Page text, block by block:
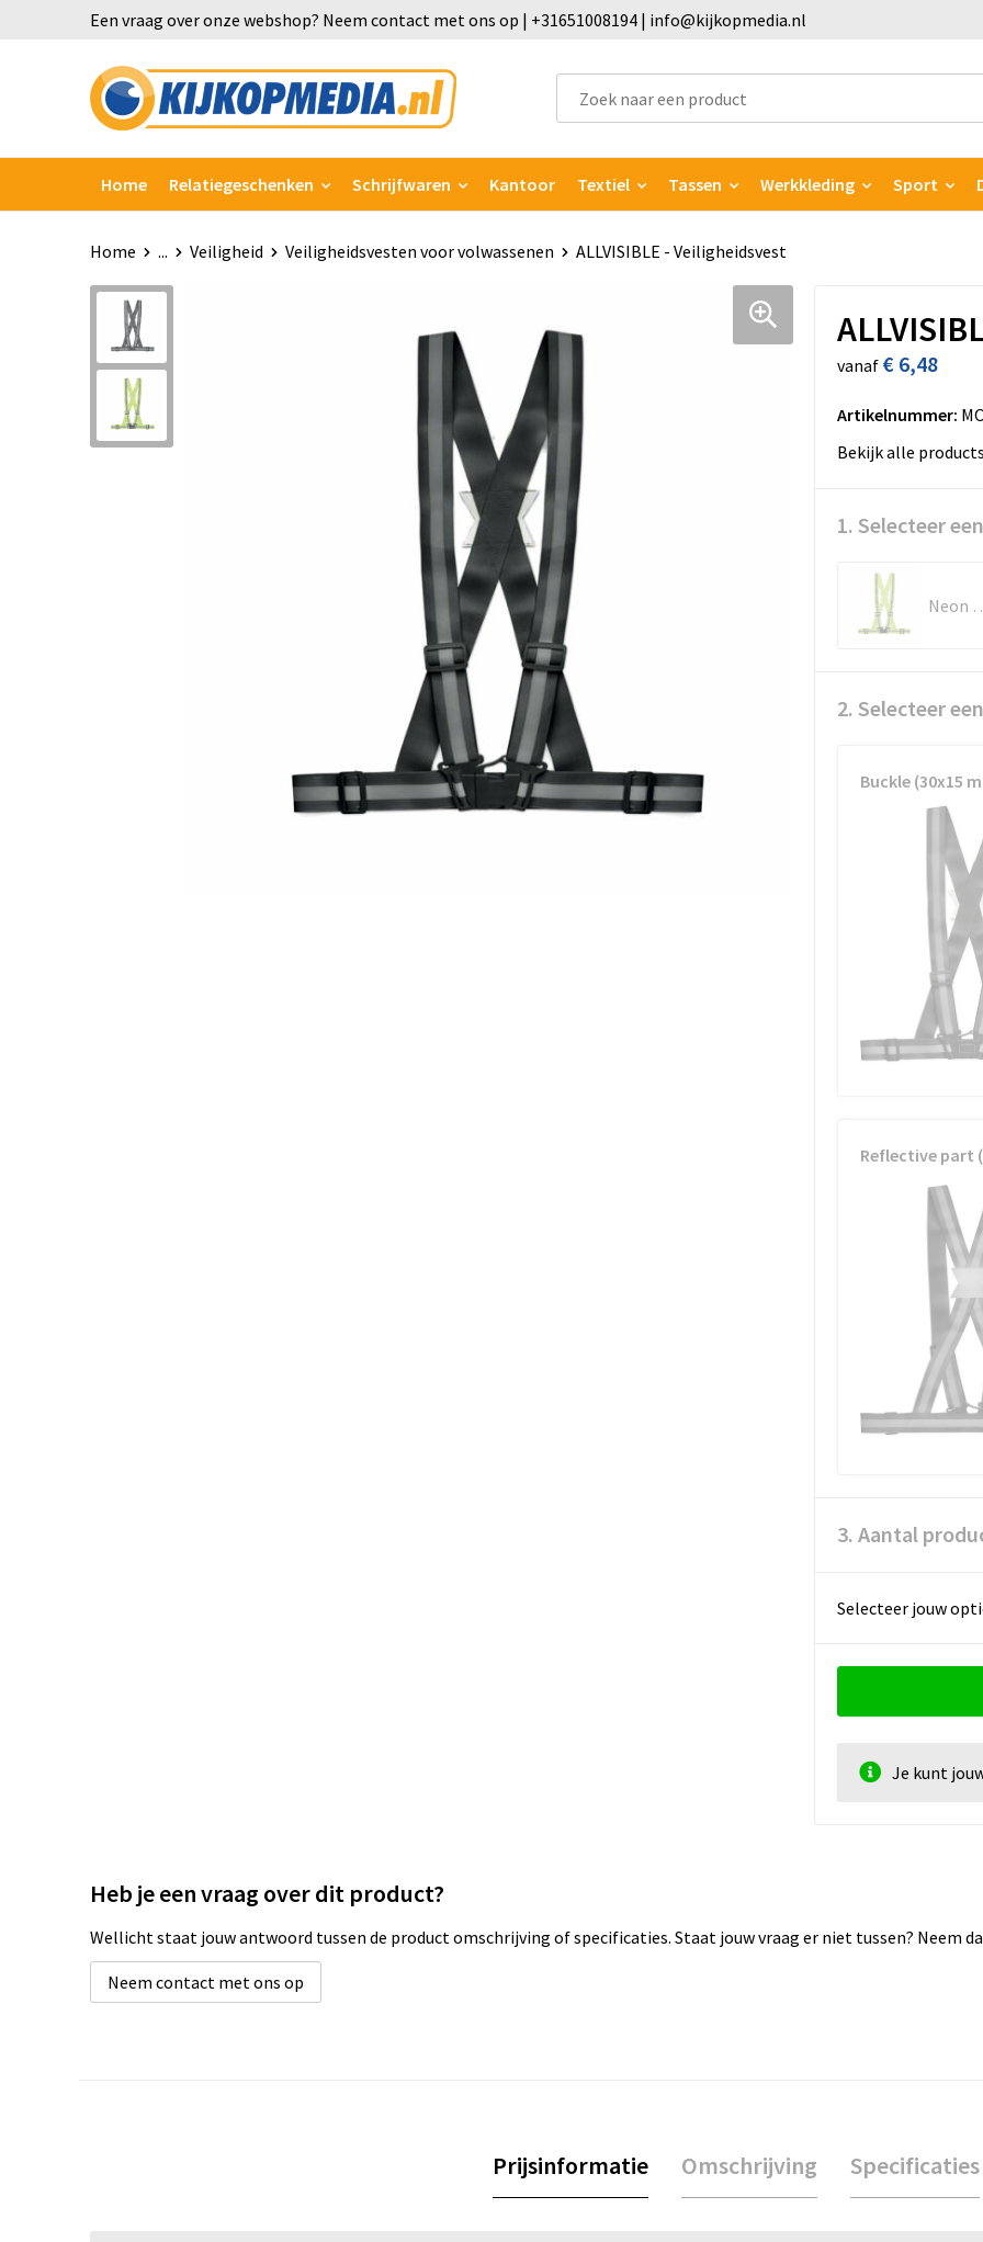
Een vraag over onze webshop? Neem contact met ons op | +31651008194 | info@kijkopmedia.nl
Home Relatiegeschenken Schrijfwaren Kantoor Textiel Tassen Werkkleding Sport
Home ... Veiligheid Veiligheidsvesten voor volwassenen ALLVISIBLE - Veiligheidsvest
vanaf € 6,48
Artikelnummer:
Bekijk alle
1. Selecteer
2. Selecteer
Buckle (30x15
Reflective part
3. Aantal
Selecteer jouw
Je kunt
Heb je een vraag over dit product?
Wellicht staat jouw antwoord tussen de product omschrijving of specificaties. Staat jouw vraag er niet tussen? Neem
Neem contact met ons op
Prijsinformatie Omschrijving Specificaties